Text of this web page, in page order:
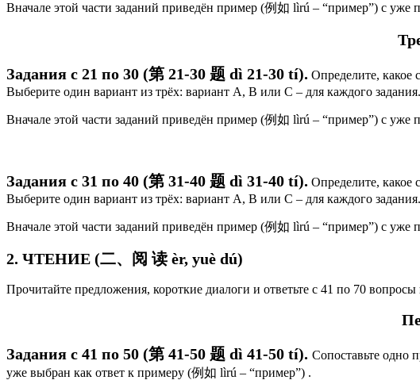
Вначале этой части заданий приведён пример (例如 lìrú – “пример”) с уже
Задания с 21 по 30 (第 21-30 题 dì 21-30 tí). Определите, какое
Выберите один вариант из трёх: вариант А, В или С – для каждого задания.
Вначале этой части заданий приведён пример (例如 lìrú – “пример”) с уже
Задания с 31 по 40 (第 31-40 题 dì 31-40 tí). Определите, какое
Выберите один вариант из трёх: вариант А, В или С – для каждого задания.
Вначале этой части заданий приведён пример (例如 lìrú – “пример”) с уже
2. ЧТЕНИЕ (二、阅 读 èr, yuè dú)
Прочитайте предложения, короткие диалоги и ответьте с 41 по 70 вопросы
Задания с 41 по 50 (第 41-50 题 dì 41-50 tí). Сопоставьте одно
уже выбран как ответ к примеру (例如 lìrú – “пример”) .